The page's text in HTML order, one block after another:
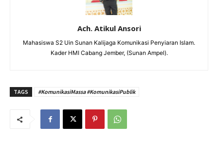
Ach. Atikul Ansori
Mahasiswa S2 Uin Sunan Kalijaga Komunikasi Penyiaran Islam.
Kader HMI Cabang Jember, (Sunan Ampel).
TAGS #KomunikasiMassa #KomunikasiPublik